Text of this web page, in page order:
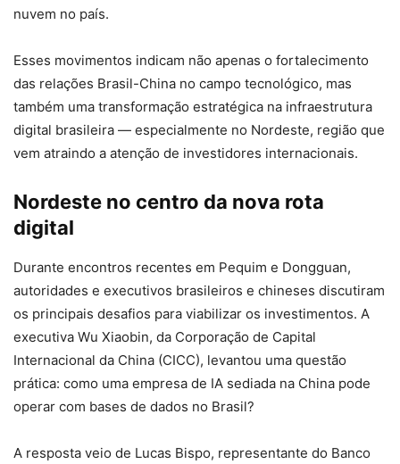
nuvem no país.
Esses movimentos indicam não apenas o fortalecimento
das relações Brasil-China no campo tecnológico, mas
também uma transformação estratégica na infraestrutura
digital brasileira — especialmente no Nordeste, região que
vem atraindo a atenção de investidores internacionais.
Nordeste no centro da nova rota
digital
Durante encontros recentes em Pequim e Dongguan,
autoridades e executivos brasileiros e chineses discutiram
os principais desafios para viabilizar os investimentos. A
executiva Wu Xiaobin, da Corporação de Capital
Internacional da China (CICC), levantou uma questão
prática: como uma empresa de IA sediada na China pode
operar com bases de dados no Brasil?
A resposta veio de Lucas Bispo, representante do Banco